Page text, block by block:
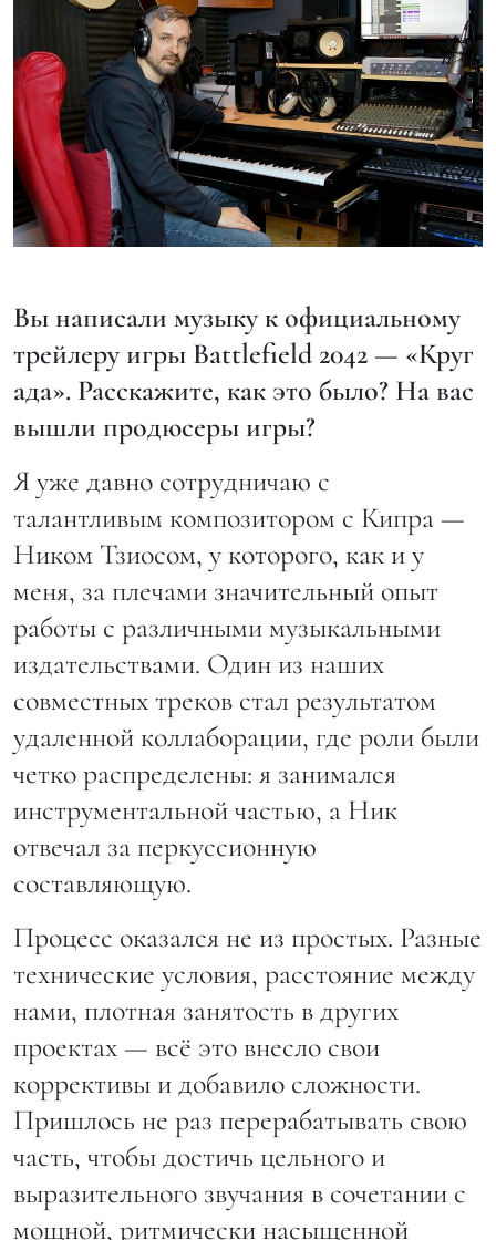
Вы написали музыку к официальному
трейлеру игры Battlefield 2042 — «Круг
ада». Расскажите, как это было? На вас
вышли продюсеры игры?
Я уже давно сотрудничаю с
талантливым композитором с Кипра —
Ником Тзиосом, у которого, как и у
меня, за плечами значительный опыт
работы с различными музыкальными
издательствами. Один из наших
совместных треков стал результатом
удаленной коллаборации, где роли были
четко распределены: я занимался
инструментальной частью, а Ник
отвечал за перкуссионную
составляющую.
Процесс оказался не из простых. Разные
технические условия, расстояние между
нами, плотная занятость в других
проектах — всё это внесло свои
коррективы и добавило сложности.
Пришлось не раз перерабатывать свою
часть, чтобы достичь цельного и
выразительного звучания в сочетании с
мощной, ритмически насыщенной